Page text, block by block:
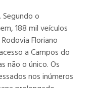
o
188 mil veículos
Floriano
a Campos do
não o único. Os
nos inúmeros